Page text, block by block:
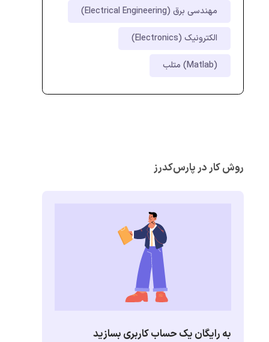
مهندسی برق (Electrical Engineering)
الکترونیک (Electronics)
متلب (Matlab)
روش کار در پارس‌کدرز
به رایگان یک حساب کاربری بسازید